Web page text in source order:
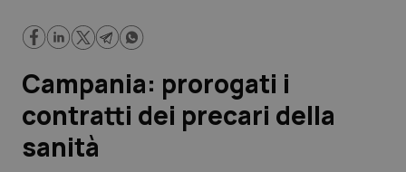
Lavoro e Professioni
Scienza e Farmaci
Campania: prorogati i
contratti dei precari della
sanità